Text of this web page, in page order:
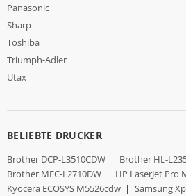
Panasonic
Sharp
Toshiba
Triumph-Adler
Utax
BELIEBTE DRUCKER
Brother DCP-L3510CDW | Brother HL-
Brother MFC-L2710DW | HP LaserJet Pro
Kyocera ECOSYS M5526cdw | Samsung